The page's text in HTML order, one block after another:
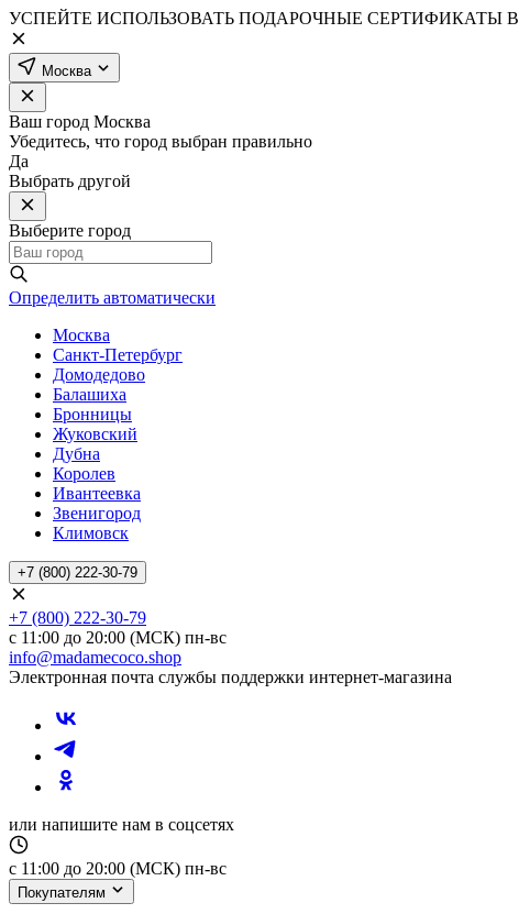
УСПЕЙТЕ ИСПОЛЬЗОВАТЬ ПОДАРОЧНЫЕ СЕРТИФИКАТЫ
Москва
Ваш город Москва
Убедитесь, что город выбран правильно
Да
Выбрать другой
Выберите город
Определить автоматически
Москва
Санкт-Петербург
Домодедово
Балашиха
Бронницы
Жуковский
Дубна
Королев
Ивантеевка
Звенигород
Климовск
+7 (800) 222-30-79
+7 (800) 222-30-79
с 11:00 до 20:00 (МСК) пн-вс
info@madamecoco.shop
Электронная почта службы поддержки интернет-магазина
или напишите нам в соцсетях
с 11:00 до 20:00 (МСК) пн-вс
Покупателям